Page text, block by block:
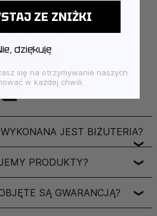
JEST BIŻUTERIA?
❯
PRODUKTY? ❯
SĄ GWARANCJĄ? ❯
ZE ZNIŻKI
dziękuję
się na otrzymywanie naszych
w każdej chwili.